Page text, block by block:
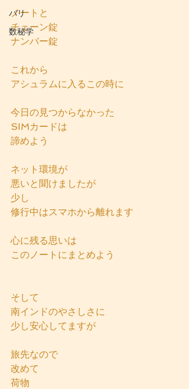
バリ
数秘学
ノートと
チェーン錠
ナンバー錠
これから
アシュラムに入るこの時に
今日の見つからなかった
SIMカードは
諦めよう
ネット環境が
悪いと聞けましたが
少し
修行中はスマホから離れます
心に残る思いは
このノートにまとめよう
そして
南インドのやさしさに
少し安心してますが
旅先なので
改めて
荷物